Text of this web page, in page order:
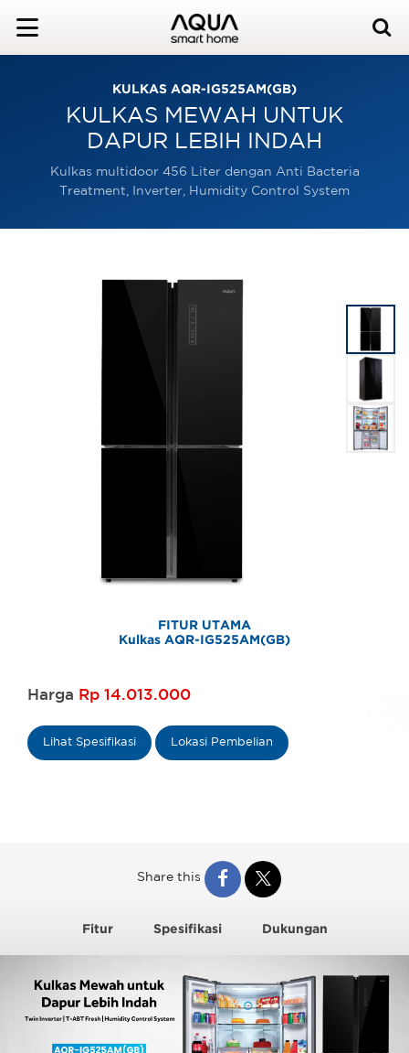
KULKAS AQR-IG525AM(GB)
KULKAS MEWAH UNTUK
DAPUR LEBIH INDAH
Kulkas multidoor 456 Liter dengan Anti Bacteria
Treatment, Inverter, Humidity Control System
FITUR UTAMA
Kulkas AQR-IG525AM(GB)
Harga Rp 14.013.000
Lihat Spesifikasi Lokasi Pembelian
Fitur Spesifikasi Dukungan
Share this